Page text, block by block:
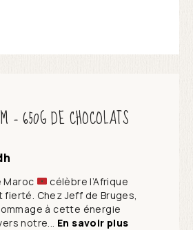
– 650G DE CHOCOLATS
Maroc
célèbre l’Afrique
Chez Jeff de Bruges,
à cette énergie
notre... En savoir plus